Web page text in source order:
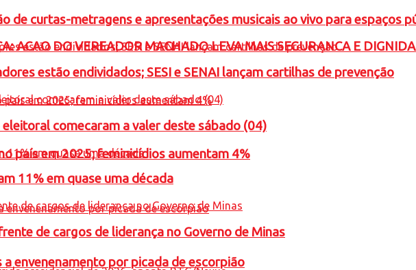
ACAO DO VEREADOR MACHADO LEVA MAIS SEGURANCA E
país em 2025; feminicídios aumentam 4%
a envenenamento por picada de escorpião
de curtas-metragens e apresentações musicais ao vivo para espaços
estão endividados; SESI e SENAI lançam cartilhas de prevenção
comecaram a valer deste sábado (04)
11% em quase uma década
de cargos de liderança no Governo de Minas